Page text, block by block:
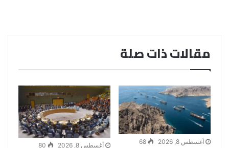
مقالات ذات صلة
أغسطس 8, 2026 68 أغسطس 8, 2026 80